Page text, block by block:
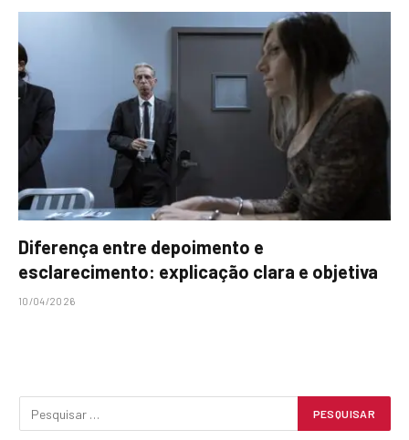
Diferença entre depoimento e
esclarecimento: explicação clara e objetiva
10/04/2026